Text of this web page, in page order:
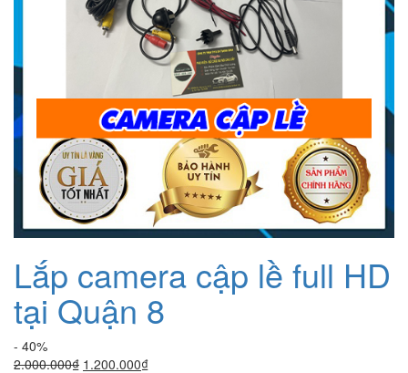
Lắp camera cập lề full HD
tại Quận 8
- 40%
2.000.000₫ Giá
1.200.000₫Giá